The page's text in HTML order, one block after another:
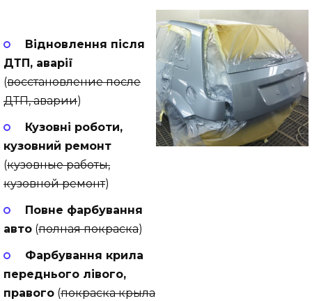
Відновлення після
ДТП, аварії
(восстановление после
ДТП, аварии)
Кузовні роботи,
кузовний ремонт
(кузовные работы,
кузовной ремонт)
Повне фарбування
авто (полная покраска)
Фарбування крила
переднього лівого,
правого (покраска крыла